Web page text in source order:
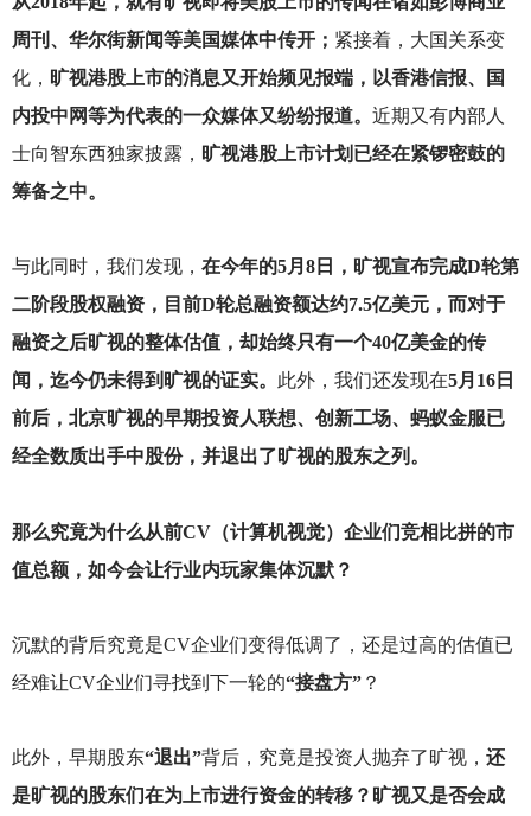
周刊、华尔街新闻等美国媒体中传开； 紧接着，大国关系变
化， 旷视港股上市的消息又开始频见报端，以香港信报、国
内投中网等为代表的一众媒体又纷纷报道。 近期又有内部人
士向智东西独家披露， 旷视港股上市计划已经在紧锣密鼓的
筹备之中。
与此同时，我们发现， 在今年的5月8日，旷视宣布完成D轮第
二阶段股权融资，目前D轮总融资额达约7.5亿美元，而对于
融资之后旷视的整体估值，却始终只有一个40亿美金的传
闻，迄今仍未得到旷视的证实。 此外，我们还发现在5月16日
前后，北京旷视的早期投资人联想、创新工场、蚂蚁金服已
经全数质出手中股份，并退出了旷视的股东之列。
那么究竟为什么从前CV（计算机视觉）企业们竞相比拼的市
值总额，如今会让行业内玩家集体沉默？
沉默的背后究竟是CV企业们变得低调了，还是过高的估值已
经难让CV企业们寻找到下一轮的“接盘方”？
此外，早期股东“退出”背后，究竟是投资人抛弃了旷视， 还
是旷视的股东们在为上市进行资金的转移？旷视又是否会成